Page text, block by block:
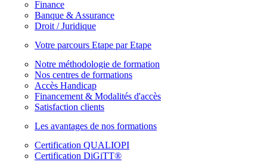
Finance
Banque & Assurance
Droit / Juridique
Votre parcours Etape par Etape
Notre méthodologie de formation
Nos centres de formations
Accès Handicap
Financement & Modalités d'accès
Satisfaction clients
Les avantages de nos formations
Certification QUALIOPI
Certification DiGiTT®